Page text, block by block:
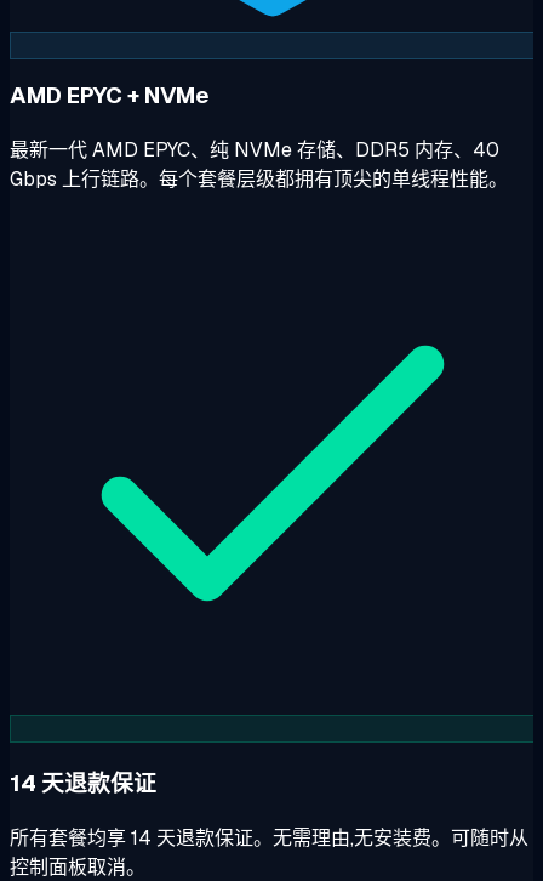
AMD EPYC + NVMe
最新一代 AMD EPYC、纯 NVMe 存储、DDR5 内存、40
Gbps 上行链路。每个套餐层级都拥有顶尖的单线程性能。
14 天退款保证
所有套餐均享 14 天退款保证。无需理由,无安装费。可随时从
控制面板取消。